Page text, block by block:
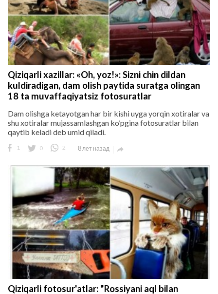
Qiziqarli xazillar: «Oh, yoz!»: Sizni chin dildan
kuldiradigan, dam olish paytida suratga olingan
18 ta muvaffaqiyatsiz fotosuratlar
Dam olishga ketayotgan har bir kishi uyga yorqin xotiralar va
shu xotiralar mujassamlashgan ko’pgina fotosuratlar bilan
qaytib keladi deb umid qiladi.
1 0 2 8 лет назад 
Qiziqarli fotosur'atlar: "Rossiyani aql bilan